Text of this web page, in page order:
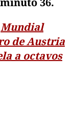
Mundial
de Austria
a octavos